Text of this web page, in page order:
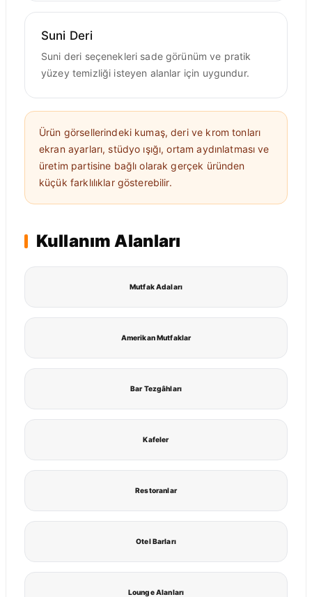
Suni Deri
Suni deri seçenekleri sade görünüm ve pratik
yüzey temizliği isteyen alanlar için uygundur.
Ürün görsellerindeki kumaş, deri ve krom tonları
ekran ayarları, stüdyo ışığı, ortam aydınlatması ve
üretim partisine bağlı olarak gerçek üründen
küçük farklılıklar gösterebilir.
Kullanım Alanları
Mutfak Adaları
Amerikan Mutfaklar
Bar Tezgâhları
Kafeler
Restoranlar
Otel Barları
Lounge Alanları